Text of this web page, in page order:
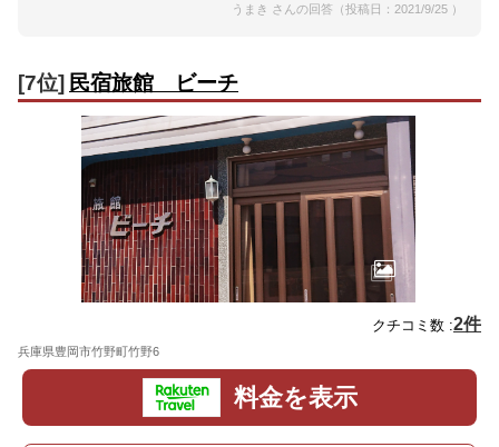
うまき さんの回答（投稿日：2021/9/25 ）
[7位] 民宿旅館 ビーチ
クチコミ数 :2件
兵庫県豊岡市竹野町竹野6
料金を表示